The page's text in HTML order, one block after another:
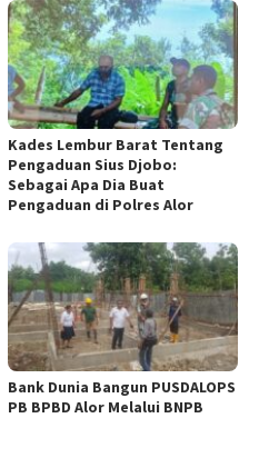
Kades Lembur Barat Tentang
Pengaduan Sius Djobo:
Sebagai Apa Dia Buat
Pengaduan di Polres Alor
Bank Dunia Bangun PUSDALOPS
PB BPBD Alor Melalui BNPB